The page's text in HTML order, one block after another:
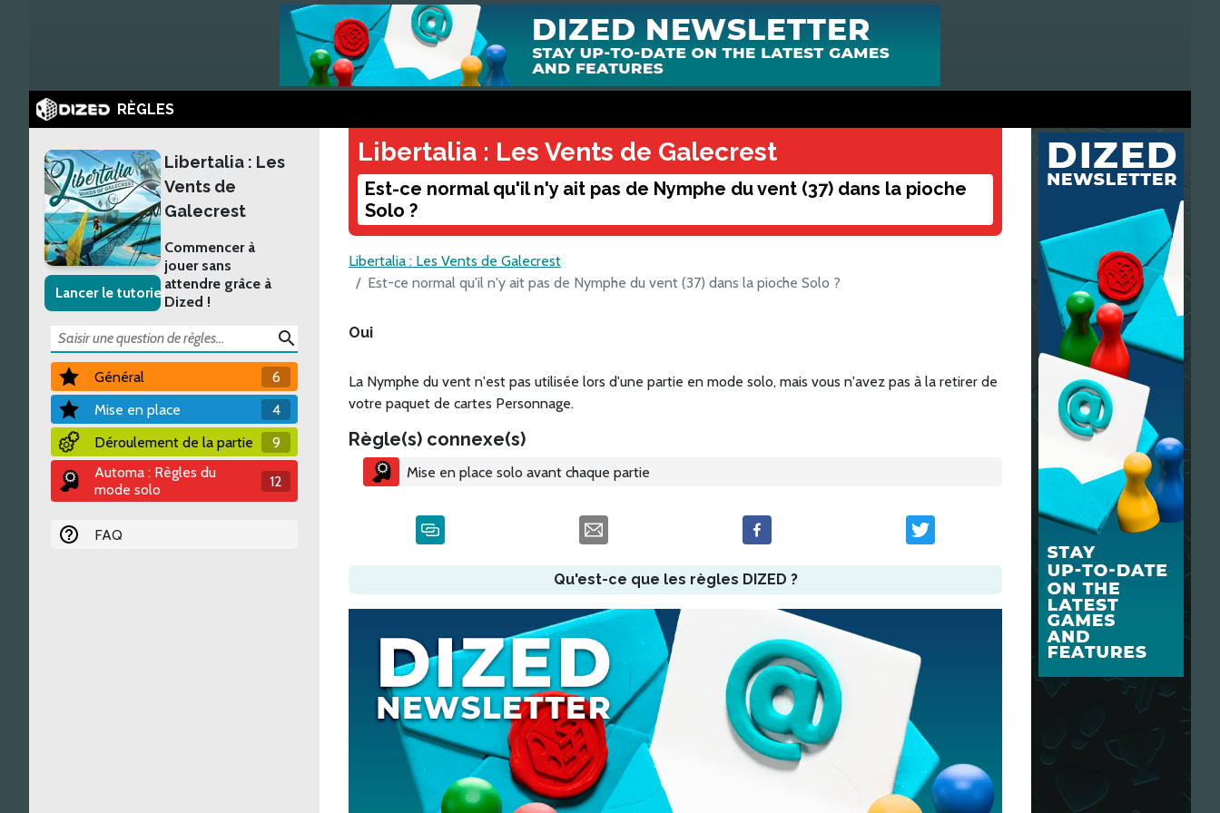
RÈGLES
Lancer le tutoriel
Libertalia : Les
Vents de
Galecrest
Commencer à
jouer sans
attendre grâce à
Dized !
search
Général
6
Mise en place
4
Déroulement de la partie
9
Automa : Règles du
mode solo
12
FAQ
Libertalia : Les Vents de Galecrest
Est-ce normal qu'il n'y ait pas de Nymphe du vent (37) dans la pioche
Solo ?
Libertalia : Les Vents de Galecrest
Est-ce normal qu'il n'y ait pas de Nymphe du vent (37) dans la pioche Solo ?
Oui
La Nymphe du vent n'est pas utilisée lors d'une partie en mode solo, mais vous n'avez pas à la retirer de
votre paquet de cartes Personnage.
Règle(s) connexe(s)
Mise en place solo avant chaque partie
Qu'est-ce que les règles DIZED ?